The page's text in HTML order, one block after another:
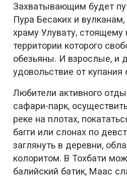
Захватывающим будет
Пура Бесаких и
храму Улувату, стоящему
территории которого
обезьяны. И взрослые, и
удовольствие от
Любители активного
сафари-парк,
реке на плотах,
багги или слонах по
заглянуть в деревни,
колоритом. В Тохбати
балийский батик, Маас